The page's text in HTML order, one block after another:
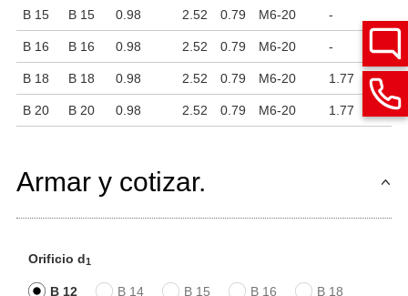
B 15 B 15 0.98 2.52 0.79 M6-20 -
B 16 B 16 0.98 2.52 0.79 M6-20 -
B 18 B 18 0.98 2.52 0.79 M6-20 1.77
B 20 B 20 0.98 2.52 0.79 M6-20 1.77
Armar y cotizar.
Orificio d1
B 12 B 14 B 15 B 16 B 18